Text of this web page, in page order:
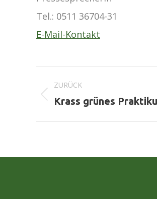
Tel.: 0511 36704-31
E-Mail-Kontakt
ZURÜCK
Vorheriger
Krass grünes